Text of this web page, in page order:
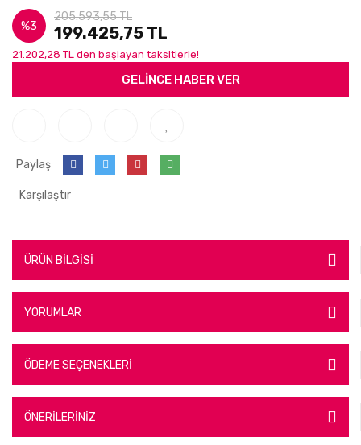
%3
205.593,55 TL
199.425,75 TL
21.202,28 TL den başlayan taksitlerle!
GELİNCE HABER VER
Paylaş
Karşılaştır
ÜRÜN BİLGİSİ
YORUMLAR
ÖDEME SEÇENEKLERİ
ÖNERİLERİNİZ